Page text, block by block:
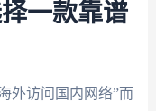
一款靠谱
外访问国内网络”而